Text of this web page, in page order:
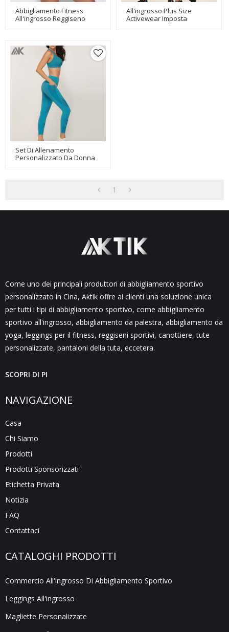
Abbigliamento Fitness
All'ingrosso Reggiseno
All'ingrosso Plus Size
Activewear Imposta
Set Di Allenamento
Personalizzato Da Donna
1
Come uno dei principali produttori di abbigliamento sportivo
personalizzato in Cina, Aktik offre ai clienti una soluzione unica
per tutti i tipi di abbigliamento sportivo, come abbigliamento
sportivo all'ingrosso, abbigliamento da palestra, abbigliamento da
yoga, leggings per il fitness, reggiseni sportivi, canottiere, tute
personalizzate, pantaloni della tuta, eccetera.
SCOPRI DI PI
NAVIGAZIONE
Casa
Chi Siamo
Prodotti
Prodotti Sponsorizzati
Etichetta Privata
Notizia
FAQ
Contattaci
CATALOGHI PRODOTTI
Commercio All'ingrosso Di Abbigliamento Sportivo
Leggings All'ingrosso
Magliette Personalizzate